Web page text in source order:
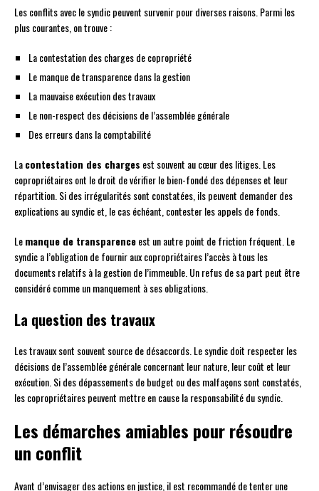
Les conflits avec le syndic peuvent survenir pour diverses raisons. Parmi les
plus courantes, on trouve :
La contestation des charges de copropriété
Le manque de transparence dans la gestion
La mauvaise exécution des travaux
Le non-respect des décisions de l’assemblée générale
Des erreurs dans la comptabilité
Lacontestation des charges est souvent au cœur des litiges. Les
copropriétaires ont le droit de vérifier le bien-fondé des dépenses et leur
répartition. Si des irrégularités sont constatées, ils peuvent demander des
explications au syndic et, le cas échéant, contester les appels de fonds.
Lemanque de transparenceest un autre point de friction fréquent. Le
syndic a l’obligation de fournir aux copropriétaires l’accès à tous les
documents relatifs à la gestion de l’immeuble. Un refus de sa part peut être
considéré comme un manquement à ses obligations.
La question des travaux
Les travaux sont souvent source de désaccords. Le syndic doit respecter les
décisions de l’assemblée générale concernant leur nature, leur coût et leur
exécution. Si des dépassements de budget ou des malfaçons sont constatés,
les copropriétaires peuvent mettre en cause la responsabilité du syndic.
Les démarches amiables pour résoudre
un conflit
Avant d’envisager des actions en justice, il est recommandé de tenter une